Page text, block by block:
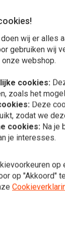
Classic
C Zwart
€33,26
wij er alles
gebruiken wij
webshop.
cookies:
zoals het
Deze
zodat we
cookies: Na je
je interesses.
op "Akkoord"